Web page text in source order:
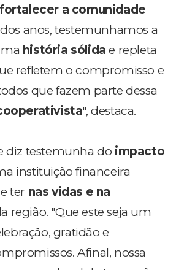
fortalecer a comunidade
anos, testemunhamos a
história sólida e repleta
refletem o compromisso e
que fazem parte dessa
", destaca.
diz testemunha do impacto
instituição financeira
ter nas vidas e na
região. "Que este seja um
gratidão e
Afinal, nossa